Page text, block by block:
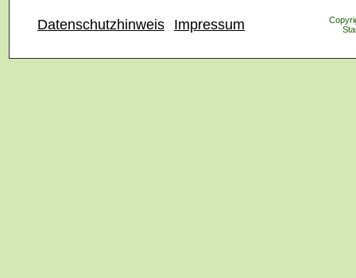
Datenschutzhinweis Impressum